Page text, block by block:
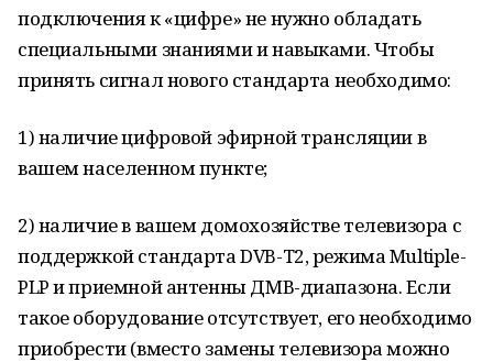
подключения к «цифре» не нужно обладать
специальными знаниями и навыками. Чтобы
принять сигнал нового стандарта необходимо:
1) наличие цифровой эфирной трансляции в
вашем населенном пункте;
2) наличие в вашем домохозяйстве телевизора с
поддержкой стандарта DVB-T2, режима Multiple-
PLP и приемной антенны ДМВ-диапазона. Если
такое оборудование отсутствует, его необходимо
приобрести (вместо замены телевизора можно